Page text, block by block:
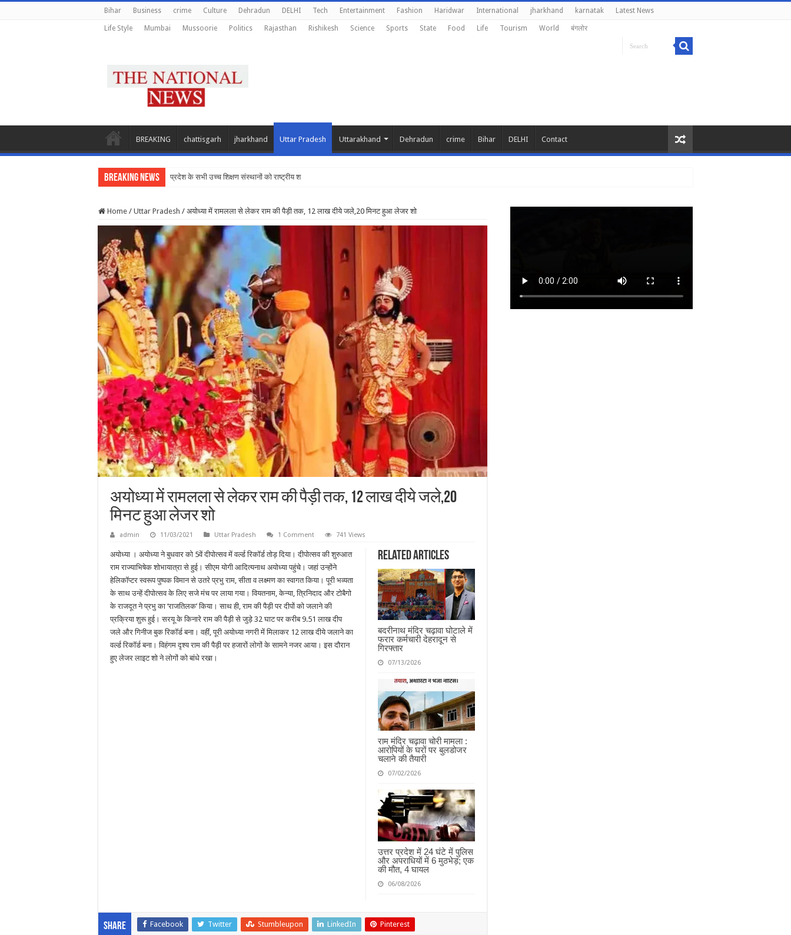
Bihar Business crime Culture Dehradun DELHI Tech Entertainment Fashion Haridwar International jharkhand karnatak Latest News
Life Style Mumbai Mussoorie Politics Rajasthan Rishikesh Science Sports State Food Life Tourism World बंगलोर
BREAKING chattisgarh jharkhand Uttar Pradesh Uttarakhand Dehradun crime Bihar DELHI Contact
Breaking News प्रदेश के सभी उच्च शिक्षण संस्थानों को राष्ट्रीय शिक्षा नीति के अ
Home / Uttar Pradesh / अयोध्या में रामलला से लेकर राम की पैड़ी तक, 12 लाख दीये जले,20 मिनट हुआ लेजर शो
अयोध्या में रामलला से लेकर राम की पैड़ी तक, 12 लाख दीये जले,20
मिनट हुआ लेजर शो
admin 11/03/2021 Uttar Pradesh 1 Comment 741 Views
Related Articles
बदरीनाथ मंदिर चढ़ावा घोटाले में
फरार कर्मचारी देहरादून से
गिरफ्तार
07/13/2026
राम मंदिर चढ़ावा चोरी मामला :
आरोपियों के घरों पर बुलडोजर
चलाने की तैयारी
07/02/2026
उत्तर प्रदेश में 24 घंटे में पुलिस
और अपराधियों में 6 मुठभेड़; एक
की मौत, 4 घायल
06/08/2026
अयोध्या । अयोध्या ने बुधवार को 5वें दीपोत्सव में वर्ल्ड रिकॉर्ड तोड़ दिया। दीपोत्सव की शुरुआत
राम राज्याभिषेक शोभायात्रा से हुई। सीएम योगी आदित्यनाथ अयोध्या पहुंचे। जहां उन्होंने
हेलिकॉप्टर स्वरूप पुष्पक विमान से उतरे प्रभु राम, सीता व लक्ष्मण का स्वागत किया। पूरी भव्यता
के साथ उन्हें दीपोत्सव के लिए सजे मंच पर लाया गया। वियतनाम, केन्या, त्रिनिदाद और टोबैगो
के राजदूत ने प्रभु का ‘राजतिलक’ किया। साथ ही, राम की पैड़ी पर दीपों को जलाने की
प्रक्रिया शुरू हुई। सरयू के किनारे राम की पैड़ी से जुड़े 32 घाट पर करीब 9.51 लाख दीप
जले और गिनीज बुक रिकॉर्ड बना। वहीं, पूरी अयोध्या नगरी में मिलाकर 12 लाख दीये जलाने का
वर्ल्ड रिकॉर्ड बना। विहंगम दृश्य राम की पैड़ी पर हजारों लोगों के सामने नजर आया। इस दौरान
हुए लेजर लाइट शो ने लोगों को बांधे रखा।
Share Facebook Twitter Stumbleupon LinkedIn Pinterest